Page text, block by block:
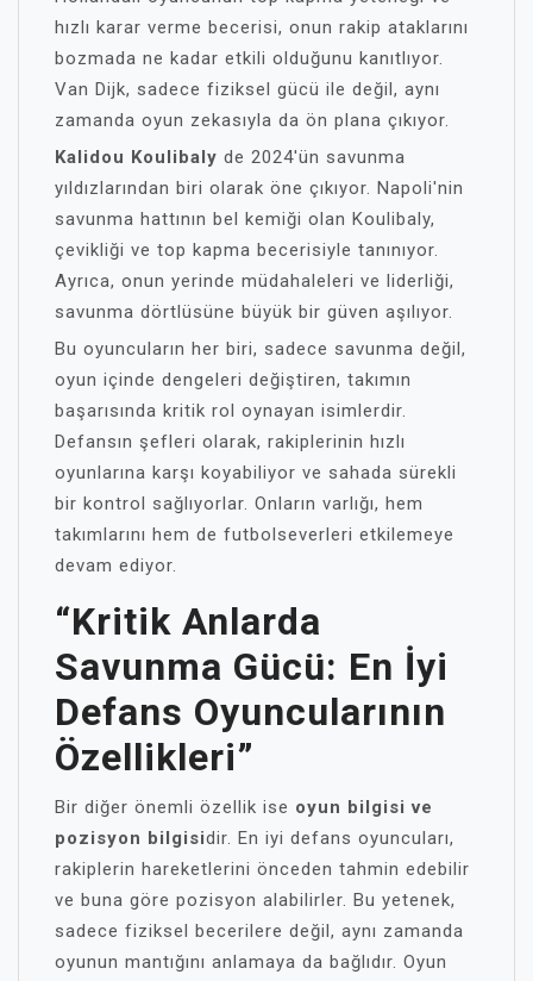
hızlı karar verme becerisi, onun rakip ataklarını
bozmada ne kadar etkili olduğunu kanıtlıyor.
Van Dijk, sadece fiziksel gücü ile değil, aynı
zamanda oyun zekasıyla da ön plana çıkıyor.
Kalidou Koulibaly de 2024'ün savunma
yıldızlarından biri olarak öne çıkıyor. Napoli'nin
savunma hattının bel kemiği olan Koulibaly,
çevikliği ve top kapma becerisiyle tanınıyor.
Ayrıca, onun yerinde müdahaleleri ve liderliği,
savunma dörtlüsüne büyük bir güven aşılıyor.
Bu oyuncuların her biri, sadece savunma değil,
oyun içinde dengeleri değiştiren, takımın
başarısında kritik rol oynayan isimlerdir.
Defansın şefleri olarak, rakiplerinin hızlı
oyunlarına karşı koyabiliyor ve sahada sürekli
bir kontrol sağlıyorlar. Onların varlığı, hem
takımlarını hem de futbolseverleri etkilemeye
devam ediyor.
“Kritik Anlarda
Savunma Gücü: En İyi
Defans Oyuncularının
Özellikleri”
Bir diğer önemli özellik ise oyun bilgisi ve
pozisyon bilgisidir. En iyi defans oyuncuları,
rakiplerin hareketlerini önceden tahmin edebilir
ve buna göre pozisyon alabilirler. Bu yetenek,
sadece fiziksel becerilere değil, aynı zamanda
oyunun mantığını anlamaya da bağlıdır. Oyun